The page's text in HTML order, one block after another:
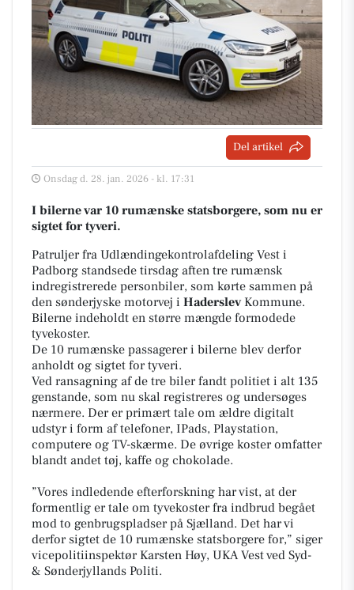
Del artikel
Onsdag d. 28. jan. 2026 - kl. 17:31
I bilerne var 10 rumænske statsborgere, som nu er
sigtet for tyveri.
Patruljer fra Udlændingekontrolafdeling Vest i
Padborg standsede tirsdag aften tre rumænsk
indregistrerede personbiler, som kørte sammen på
den sønderjyske motorvej i HaderslevKommune.
Bilerne indeholdt en større mængde formodede
tyvekoster.
De 10 rumænske passagerer i bilerne blev derfor
anholdt og sigtet for tyveri.
Ved ransagning af de tre biler fandt politiet i alt 135
genstande, som nu skal registreres og undersøges
nærmere. Der er primært tale om ældre digitalt
udstyr i form af telefoner, IPads, Playstation,
computere og TV-skærme. De øvrige koster omfatter
blandt andet tøj, kaffe og chokolade.
”Vores indledende efterforskning har vist, at der
formentlig er tale om tyvekoster fra indbrud begået
mod to genbrugspladser på Sjælland. Det har vi
derfor sigtet de 10 rumænske statsborgere for,” siger
vicepolitiinspektør Karsten Høy, UKA Vest ved Syd-
& Sønderjyllands Politi.